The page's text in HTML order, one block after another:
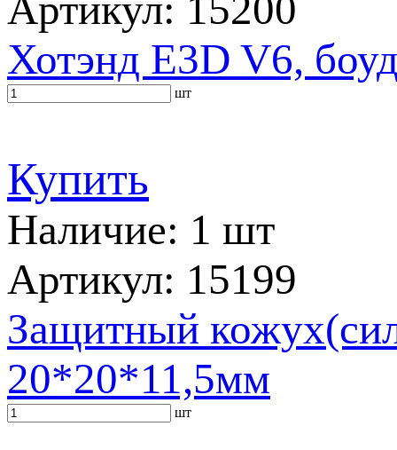
Артикул: 15200
Хотэнд E3D V6,
шт
Купить
Наличие: 1 шт
Артикул: 15199
Защитный
20*20*11,5мм
шт